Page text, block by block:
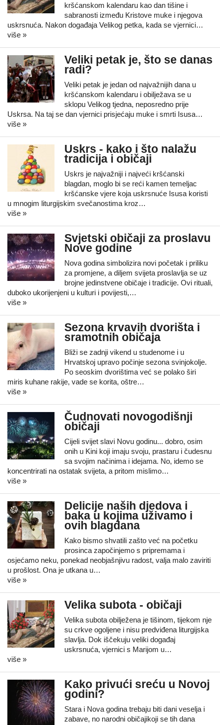
kršćanskom kalendaru kao dan tišine i
sabranosti između Kristove muke i njegova
uskrsnuća. Nakon događaja Velikog petka, kada se vjernici…
više »
Veliki petak je, što se danas
radi?
Veliki petak je jedan od najvažnijih dana u
kršćanskom kalendaru i obilježava se u
sklopu Velikog tjedna, neposredno prije
Uskrsa. Na taj se dan vjernici prisjećaju muke i smrti Isusa…
više »
Uskrs - kako i što nalažu
tradicija i običaji
Uskrs je najvažniji i najveći kršćanski
blagdan, moglo bi se reći kamen temeljac
kršćanske vjere koja uskrsnuće Isusa koristi
u mnogim liturgijskim svečanostima kroz…
više »
Svjetski običaji za proslavu
Nove godine
Nova godina simbolizira novi početak i priliku
za promjene, a diljem svijeta proslavlja se uz
brojne jedinstvene običaje i tradicije. Ovi rituali,
duboko ukorijenjeni u kulturi i povijesti,…
više »
Sezona krvavih dvorišta i
sramotnih običaja
Bliži se zadnji vikend u studenome i u
Hrvatskoj upravo počinje sezona svinjokolje.
Po seoskim dvorištima već se polako širi
miris kuhane rakije, vade se korita, oštre…
više »
Čudnovati novogodišnji
običaji
Cijeli svijet slavi Novu godinu... dobro, osim
onih u Kini koji imaju svoju, prastaru i čudesnu
sa svojim načinima i idejama. No, idemo se
koncentrirati na ostatak svijeta, a pritom mislimo…
više »
Delicije naših djedova i
baka u kojima uživamo i
ovih blagdana
Kako bismo shvatili zašto već na početku
prosinca započinjemo s pripremama i
osjećamo neku, ponekad neobjašnjivu radost, valja malo zaviriti
u prošlost. Ona je utkana u…
više »
Velika subota - običaji
Velika subota obilježena je tišinom, tijekom nje
su crkve ogoljene i nisu predviđena liturgijska
slavlja. Dok iščekuju veliki događaj
uskrsnuća, vjernici s Marijom u…
više »
Kako privući sreću u Novoj
godini?
Stara i Nova godina trebaju biti dani veselja i
zabave, no narodni običajikoji se tih dana